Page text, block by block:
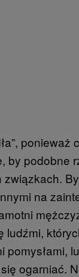
ponieważ
by podobne
związkach.
na
ludźmi,
pomysłami,
ogarniać.